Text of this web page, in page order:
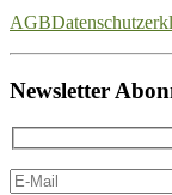
AGB
Newsletter